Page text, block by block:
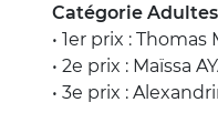
Catégorie
• 1er prix :
• 2e prix : Maïssa
• 3e prix :